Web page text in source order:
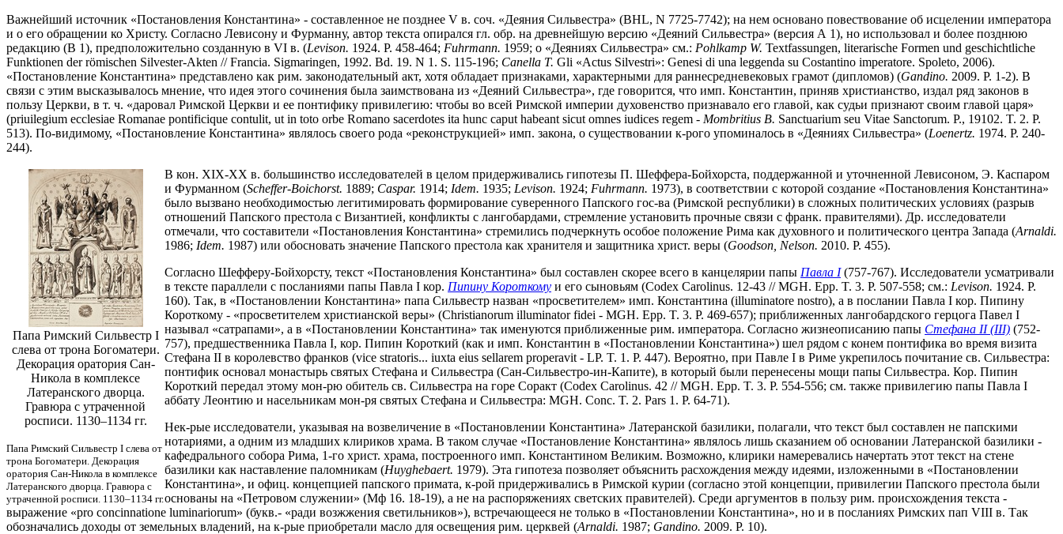
Важнейший источник «Постановления Константина» - составленное не позднее V в. соч. «Деяния Сильвестра» (BHL, N 7725-7742); на нем основано повествование об исцелении императора
и о его обращении ко Христу. Согласно Левисону и Фурманну, автор текста опирался гл. обр. на древнейшую версию «Деяний Сильвестра» (версия А 1), но использовал и более позднюю
редакцию (В 1), предположительно созданную в VI в. (Levison. 1924. P. 458-464; Fuhrmann. 1959; о «Деяниях Сильвестра» см.: Pohlkamp W. Textfassungen, literarische Formen und geschichtliche
Funktionen der römischen Silvester-Akten // Francia. Sigmaringen, 1992. Bd. 19. N 1. S. 115-196; Canella T. Gli «Actus Silvestri»: Genesi di una leggenda su Costantino imperatore. Spoleto, 2006).
«Постановление Константина» представлено как рим. законодательный акт, хотя обладает признаками, характерными для раннесредневековых грамот (дипломов) (Gandino. 2009. P. 1-2). В
связи с этим высказывалось мнение, что идея этого сочинения была заимствована из «Деяний Сильвестра», где говорится, что имп. Константин, приняв христианство, издал ряд законов в
пользу Церкви, в т. ч. «даровал Римской Церкви и ее понтифику привилегию: чтобы во всей Римской империи духовенство признавало его главой, как судьи признают своим главой царя»
(priuilegium ecclesiae Romanae pontificique contulit, ut in toto orbe Romano sacerdotes ita hunc caput habeant sicut omnes iudices regem - Mombritius B. Sanctuarium seu Vitae Sanctorum. P., 19102. T. 2. P.
513). По-видимому, «Постановление Константина» являлось своего рода «реконструкцией» имп. закона, о существовании к-рого упоминалось в «Деяниях Сильвестра» (Loenertz. 1974. P. 240-
244).
Папа Римский Сильвестр I
слева от трона Богоматери.
Декорация оратория Сан-
Никола в комплексе
Латеранского дворца.
Гравюра с утраченной
росписи. 1130–1134 гг.
Папа Римский Сильвестр I слева от
трона Богоматери. Декорация
оратория Сан-Никола в комплексе
Латеранского дворца. Гравюра с
утраченной росписи. 1130–1134 гг.
В кон. XIX-XX в. большинство исследователей в целом придерживались гипотезы П. Шеффера-Бойхорста, поддержанной и уточненной Левисоном, Э. Каспаром
и Фурманном (Scheffer-Boichorst. 1889; Caspar. 1914; Idem. 1935; Levison. 1924; Fuhrmann. 1973), в соответствии с которой создание «Постановления Константина»
было вызвано необходимостью легитимировать формирование суверенного Папского гос-ва (Римской республики) в сложных политических условиях (разрыв
отношений Папского престола с Византией, конфликты с лангобардами, стремление установить прочные связи с франк. правителями). Др. исследователи
отмечали, что составители «Постановления Константина» стремились подчеркнуть особое положение Рима как духовного и политического центра Запада (Arnaldi.
1986; Idem. 1987) или обосновать значение Папского престола как хранителя и защитника христ. веры (Goodson, Nelson. 2010. P. 455).
Согласно Шефферу-Бойхорсту, текст «Постановления Константина» был составлен скорее всего в канцелярии папы Павла I(757-767). Исследователи усматривали
в тексте параллели с посланиями папы Павла I кор. Пипину Короткому и его сыновьям (Codex Carolinus. 12-43 // MGH. Epp. T. 3. P. 507-558; см.: Levison. 1924. P.
160). Так, в «Постановлении Константина» папа Сильвестр назван «просветителем» имп. Константина (illuminatore nostro), а в послании Павла I кор. Пипину
Короткому - «просветителем христианской веры» (Christianorum illuminator fidei - MGH. Epp. T. 3. P. 469-657); приближенных лангобардского герцога Павел I
называл «сатрапами», а в «Постановлении Константина» так именуются приближенные рим. императора. Согласно жизнеописанию папы Стефана II (III) (752-
757), предшественника Павла I, кор. Пипин Короткий (как и имп. Константин в «Постановлении Константина») шел рядом с конем понтифика во время визита
Стефана II в королевство франков (vice stratoris... iuxta eius sellarem properavit - LP. T. 1. P. 447). Вероятно, при Павле I в Риме укрепилось почитание св. Сильвестра:
понтифик основал монастырь святых Стефана и Сильвестра (Сан-Сильвестро-ин-Капите), в который были перенесены мощи папы Сильвестра. Кор. Пипин
Короткий передал этому мон-рю обитель св. Сильвестра на горе Соракт (Codex Carolinus. 42 // MGH. Epp. T. 3. P. 554-556; см. также привилегию папы Павла I
аббату Леонтию и насельникам мон-ря святых Стефана и Сильвестра: MGH. Conc. T. 2. Pars 1. P. 64-71).
Нек-рые исследователи, указывая на возвеличение в «Постановлении Константина» Латеранской базилики, полагали, что текст был составлен не папскими
нотариями, а одним из младших клириков храма. В таком случае «Постановление Константина» являлось лишь сказанием об основании Латеранской базилики -
кафедрального собора Рима, 1-го христ. храма, построенного имп. Константином Великим. Возможно, клирики намеревались начертать этот текст на стене
базилики как наставление паломникам (Huyghebaert. 1979). Эта гипотеза позволяет объяснить расхождения между идеями, изложенными в «Постановлении
Константина», и офиц. концепцией папского примата, к-рой придерживались в Римской курии (согласно этой концепции, привилегии Папского престола были
основаны на «Петровом служении» (Мф 16. 18-19), а не на распоряжениях светских правителей). Среди аргументов в пользу рим. происхождения текста -
выражение «pro concinnatione luminariorum» (букв.- «ради возжжения светильников»), встречающееся не только в «Постановлении Константина», но и в посланиях Римских пап VIII в. Так
обозначались доходы от земельных владений, на к-рые приобретали масло для освещения рим. церквей (Arnaldi. 1987; Gandino. 2009. P. 10).